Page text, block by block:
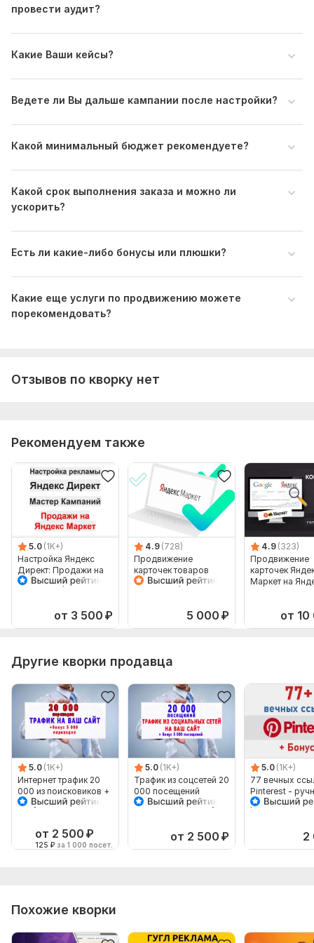
карточках (у меня много карточек кворков)
ВАЖНО!!! СМОТРИТЕ КЕЙС 14.jpg
ВАЖНО!!! СМОТРИТЕ КЕЙС 18.jpg
ВАЖНО!!! СМОТРИТЕ КЕЙС 19.jpg
Тип: Создание и настройка
провести аудит?
Какие Ваши кейсы?
Ведете ли Вы дальше кампании после настройки?
Какой минимальный бюджет рекомендуете?
Какой срок выполнения заказа и можно ли
ускорить?
Есть ли какие-либо бонусы или плюшки?
Какие еще услуги по продвижению можете
порекомендовать?
Отзывов по кворку нет
Рекомендуем также
5.0 (1K+)
Настройка Яндекс
Директ: Продажи на
Яндекс Маркет
от 3 500 ₽
4.9 (728)
Продвижение
карточек товаров
Яндекс Маркет в
5 000 ₽
4.9 (323)
Продвижение
карточек
Маркет на
от
Другие кворки продавца
5.0 (1K+)
Интернет трафик 20
000 из поисковиков +
бонус 5 тыс
от 2 500 ₽
125 ₽ за 1 000 посет.
5.0 (1K+)
Трафик из соцсетей 20
000 посещений
Вашего сайта+бонус 5
от 2 500 ₽
5.0 (1K+)
77 вечных
Pinterest -
размещение +
2
Похожие кворки